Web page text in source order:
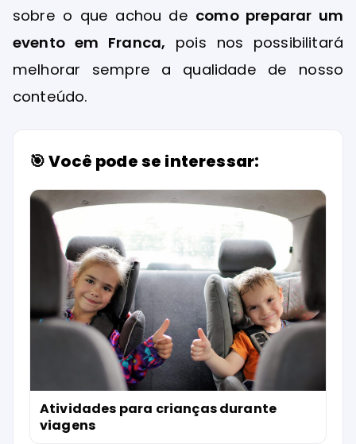
sobre o que achou de como preparar um
evento em Franca, pois nos possibilitará
melhorar sempre a qualidade de nosso
conteúdo.
🎯 Você pode se interessar:
Atividades para crianças durante
viagens